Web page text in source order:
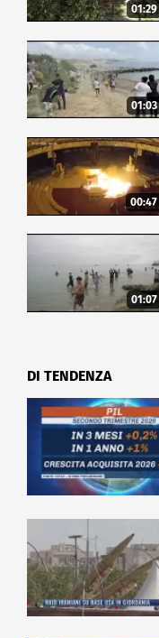
01:29
01:03
00:47
01:07
DI TENDENZA